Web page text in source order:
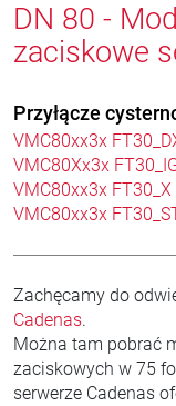
DN 80 -
zaciskowe
Przyłącze
VMC80xx3x
VMC80Xx3x
VMC80xx3x FT30_X
VMC80xx3x
Zachęcamy do
Cadenas.
Można tam pobrać
zaciskowych w 75
serwerze Cadenas